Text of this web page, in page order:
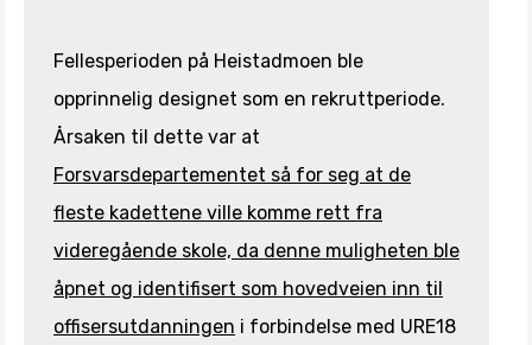
Fellesperioden på Heistadmoen ble
opprinnelig designet som en rekruttperiode.
Årsaken til dette var at
Forsvarsdepartementet så for seg at de
fleste kadettene ville komme rett fra
videregående skole, da denne muligheten ble
åpnet og identifisert som hovedveien inn til
offisersutdanningen i forbindelse med URE18